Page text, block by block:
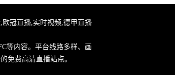
冠直播,实时视频,德甲直播
等内容。平台线路多样、画
免费高清直播站点。